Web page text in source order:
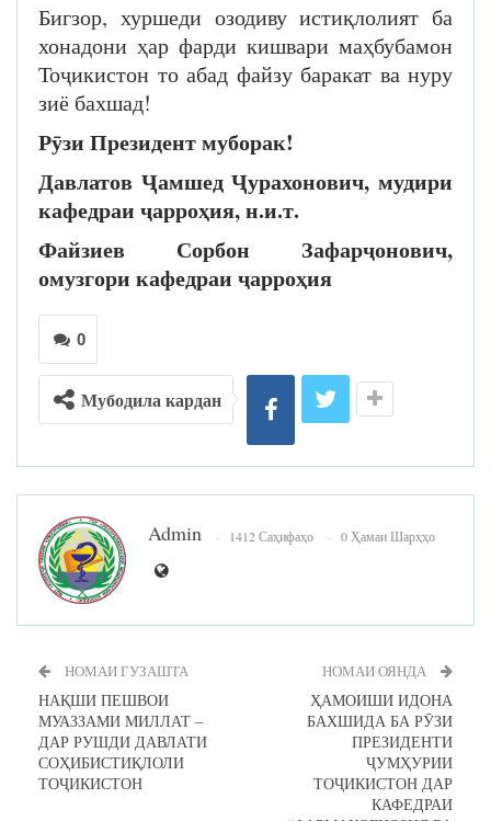
Бигзор, хуршеди озодиву истиқлолият ба
хонадони ҳар фарди кишвари маҳбубамон
Тоҷикистон то абад файзу баракат ва нуру
зиё бахшад!
Рӯзи Президент муборак!
Давлатов Ҷамшед Ҷурахонович, мудири
кафедраи ҷарроҳия, н.и.т.
Файзиев Сорбон Зафарҷонович,
омузгори кафедраи ҷарроҳия
0
Мубодила кардан
Admin 1412 Саҳифаҳо 0 Ҳамаи Шарҳҳо
НОМАИ ГУЗАШТА
НАҚШИ ПЕШВОИ
МУАЗЗАМИ МИЛЛАТ –
ДАР РУШДИ ДАВЛАТИ
СОҲИБИСТИҚЛОЛИ
ТОҶИКИСТОН
НОМАИ ОЯНДА
ҲАМОИШИ ИДОНА
БАХШИДА БА РӮЗИ
ПРЕЗИДЕНТИ
ҶУМҲУРИИ
ТОҶИКИСТОН ДАР
КАФЕДРАИ